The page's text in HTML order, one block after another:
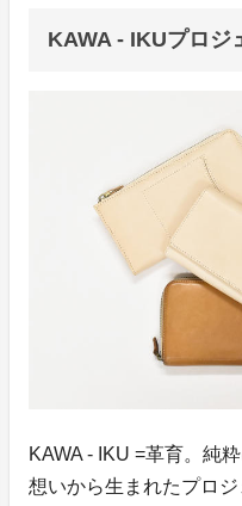
KAWA - IKUプロジ
KAWA - IKU =革育。純
想いから生まれたプロジ